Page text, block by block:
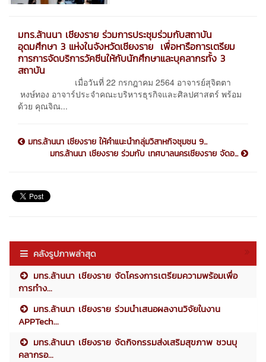
มทร.ล้านนา เชียงราย ร่วมการประชุมร่วมกับสถาบัน
อุดมศึกษา 3 แห่งในจังหวัดเชียงราย เพื่อหารือการเตรียม
การการจัดบริการวัคซีนให้กับนักศึกษาและบุคลากรทั้ง 3
สถาบัน
เมื่อวันที่ 22 กรกฎาคม 2564 อาจารย์สุจิตตา
หงษ์ทอง อาจาร์ประจำคณะบริหารธุรกิจและศิลปศาสตร์ พร้อม
ด้วย คุณจิณ...
มทร.ล้านนา เชียงราย ให้คำแนะนำกลุ่มวิสาหกิจชุมชน 9...
มทร.ล้านนา เชียงราย ร่วมกับ เทศบาลนครเชียงราย จัดอ...
คลังรูปภาพล่าสุด
มทร.ล้านนา เชียงราย จัดโครงการเตรียมความพร้อมเพื่อ
การทำง...
มทร.ล้านนา เชียงราย ร่วมนำเสนอผลงานวิจัยในงาน
APPTech...
มทร.ล้านนา เชียงราย จัดกิจกรรมส่งเสริมสุขภาพ ชวนบุ
คลากรอ...